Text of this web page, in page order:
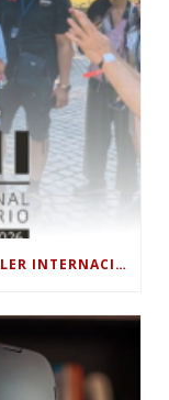
ASÍ SE VIVIÓ ITALIA EN EL XXXIII TALLER INTERNACIONAL INTERDISCIPLINAR